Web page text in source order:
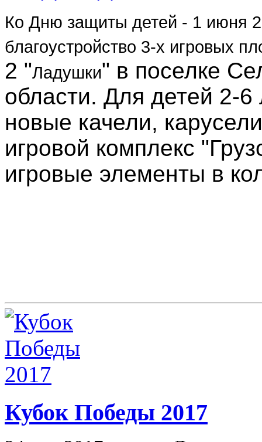
Ко Дню защиты детей - 1 июня
благоустройство 3-х игровых
2 "Ладушки" в поселке
области. Для детей 2-
новые качели,
игровой комплекс
игровые элементы в
Кубок Победы 2017